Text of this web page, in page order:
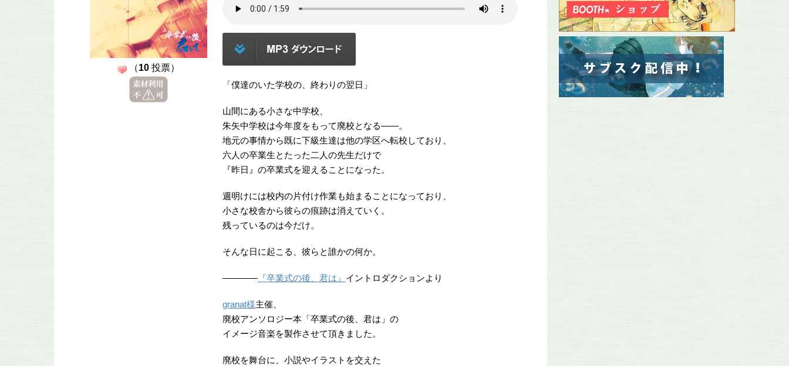
（10 投票）
「僕達のいた学校の、終わりの翌日」
山間にある小さな中学校、
朱矢中学校は今年度をもって廃校となる――。
地元の事情から既に下級生達は他の学区へ転校しており、
六人の卒業生とたった二人の先生だけで
『昨日』の卒業式を迎えることになった。
週明けには校内の片付け作業も始まることになっており、
小さな校舎から彼らの痕跡は消えていく。
残っているのは今だけ。
そんな日に起こる、彼らと誰かの何か。
―――― 『卒業式の後、君は』 イントロダクションより
granat様主催、
廃校アンソロジー本「卒業式の後、君は」の
イメージ音楽を製作させて頂きました。
廃校を舞台に、小説やイラストを交えた